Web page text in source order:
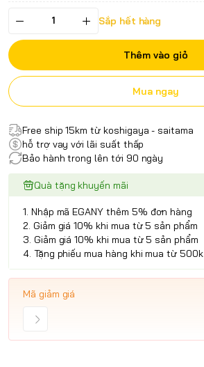
Sắp hết hàng
Thêm vào giỏ
Mua ngay
Free ship 15km từ koshigaya - saitama
hỗ trợ vay với lãi suất thấp
Bảo hành trong lên tới 90 ngày
Quà tặng khuyến mãi
1. Nhập mã EGANY thêm 5% đơn hàng
2. Giảm giá 10% khi mua từ 5 sản phẩm
3. Giảm giá 10% khi mua từ 5 sản phẩm
4. Tặng phiếu mua hàng khi mua từ 500k
Mã giảm giá